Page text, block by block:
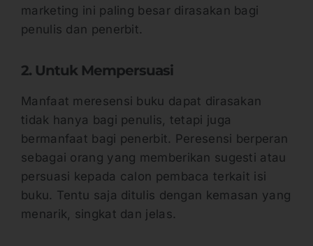
marketing ini paling besar dirasakan bagi
penulis dan penerbit.
2. Untuk Mempersuasi
Manfaat meresensi buku dapat dirasakan
tidak hanya bagi penulis, tetapi juga
bermanfaat bagi penerbit. Peresensi berperan
sebagai orang yang memberikan sugesti atau
persuasi kepada calon pembaca terkait isi
buku. Tentu saja ditulis dengan kemasan yang
menarik, singkat dan jelas.